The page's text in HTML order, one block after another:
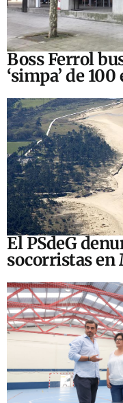
Boss Ferrol
‘simpa’ de
El PSdeG
socorristas en